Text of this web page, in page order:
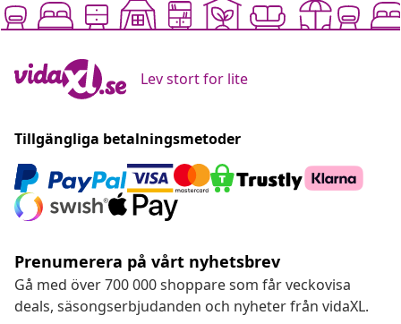
Lev stort for lite
Tillgängliga betalningsmetoder
Prenumerera på vårt nyhetsbrev
Gå med över 700 000 shoppare som får veckovisa
deals, säsongserbjudanden och nyheter från vidaXL.